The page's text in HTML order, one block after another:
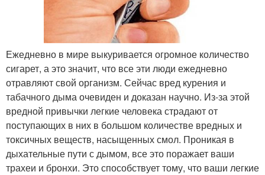
Ежедневно в мире выкуривается огромное количество
сигарет, а это значит, что все эти люди ежедневно
отравляют свой организм. Сейчас вред курения и
табачного дыма очевиден и доказан научно. Из-за этой
вредной привычки легкие человека страдают от
поступающих в них в большом количестве вредных и
токсичных веществ, насыщенных смол. Проникая в
дыхательные пути с дымом, все это поражает ваши
трахеи и бронхи. Это способствует тому, что ваши легкие